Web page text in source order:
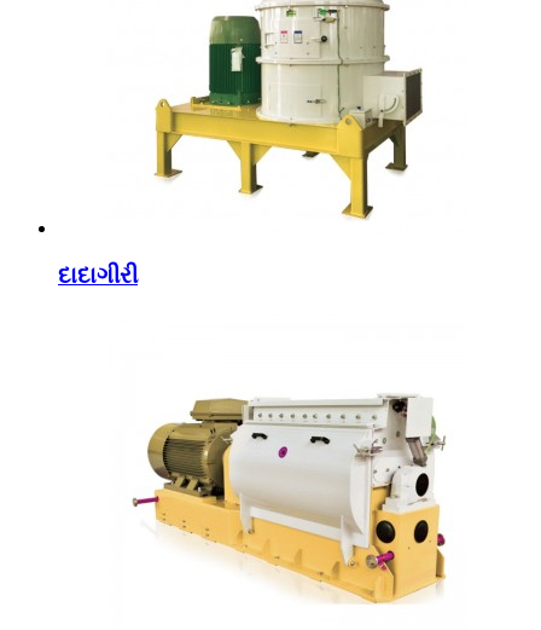
દાદાગીરી